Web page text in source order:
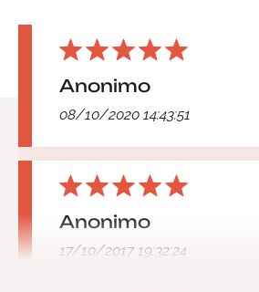
Anonimo
08/10/2020 14:43:51
Anonimo
17/10/2017 19:32:24